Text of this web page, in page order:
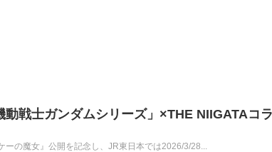
戦士ガンダムシリーズ」×THE NIIGATAコ
ーの魔女』公開を記念し、JR東日本では2026/3/28...